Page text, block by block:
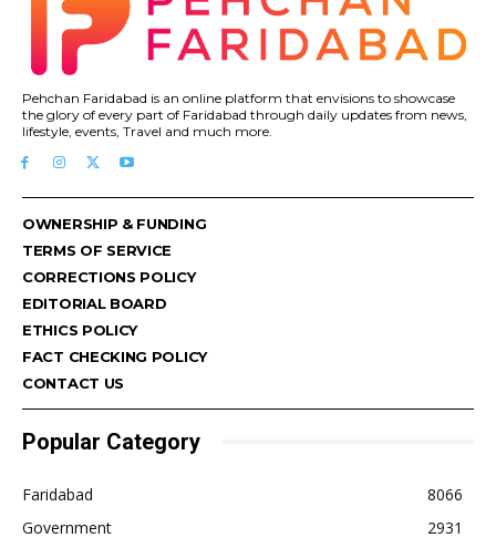
Pehchan Faridabad is an online platform that envisions to showcase
the glory of every part of Faridabad through daily updates from news,
lifestyle, events, Travel and much more.
OWNERSHIP & FUNDING
TERMS OF SERVICE
CORRECTIONS POLICY
EDITORIAL BOARD
ETHICS POLICY
FACT CHECKING POLICY
CONTACT US
Popular Category
Faridabad
8066
Government
2931